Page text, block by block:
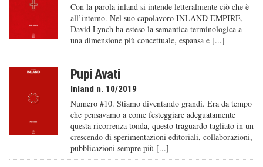
Con la parola inland si intende letteralmente ciò che è
all’interno. Nel suo capolavoro INLAND EMPIRE,
David Lynch ha esteso la semantica terminologica a
una dimensione più concettuale, espansa e [...]
Pupi Avati
Inland n. 10/2019
Numero #10. Stiamo diventando grandi. Era da tempo
che pensavamo a come festeggiare adeguatamente
questa ricorrenza tonda, questo traguardo tagliato in un
crescendo di sperimentazioni editoriali, collaborazioni,
pubblicazioni sempre più [...]